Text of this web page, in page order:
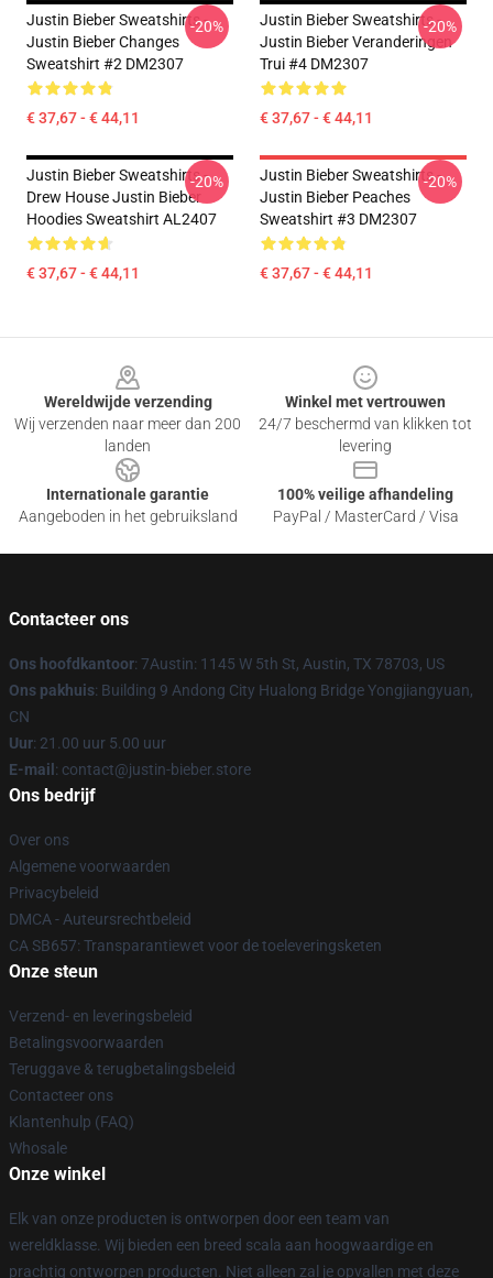
Justin Bieber Sweatshirts -
Justin Bieber Changes
Sweatshirt #2 DM2307
€ 37,67 - € 44,11
-20%
Justin Bieber Sweatshirts -
Justin Bieber Veranderingen
Trui #4 DM2307
€ 37,67 - € 44,11
-20%
Justin Bieber Sweatshirts -
Drew House Justin Bieber
Hoodies Sweatshirt AL2407
€ 37,67 - € 44,11
-20%
Justin Bieber Sweatshirts -
Justin Bieber Peaches
Sweatshirt #3 DM2307
€ 37,67 - € 44,11
-20%
Wereldwijde verzending
Wij verzenden naar meer dan 200
landen
Winkel met vertrouwen
24/7 beschermd van klikken tot
levering
Internationale garantie
Aangeboden in het gebruiksland
100% veilige afhandeling
PayPal / MasterCard / Visa
Contacteer ons
Ons hoofdkantoor: 7Austin: 1145 W 5th St, Austin, TX 78703, US
Ons pakhuis: Building 9 Andong City Hualong Bridge Yongjiangyuan,
CN
Uur: 21.00 uur 5.00 uur
E-mail : contact@justin-bieber.store
Ons bedrijf
Over ons
Algemene voorwaarden
Privacybeleid
DMCA - Auteursrechtbeleid
CA SB657: Transparantiewet voor de toeleveringsketen
Onze steun
Verzend- en leveringsbeleid
Betalingsvoorwaarden
Teruggave & terugbetalingsbeleid
Contacteer ons
Klantenhulp (FAQ)
Whosale
Onze winkel
Elk van onze producten is ontworpen door een team van
wereldklasse. Wij bieden een breed scala aan hoogwaardige en
prachtig ontworpen producten. Niet alleen zal je opvallen met deze